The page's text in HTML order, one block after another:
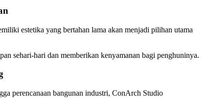
estetika yang bertahan lama akan menjadi pilihan utama
sehari-hari dan memberikan kenyamanan bagi penghuninya.
perencanaan bangunan industri, ConArch Studio